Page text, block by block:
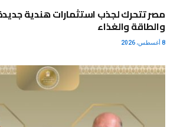
مصر تتحرك لجذب استثمارات هندية
والطاقة والغذاء
8 أغسطس، 2026